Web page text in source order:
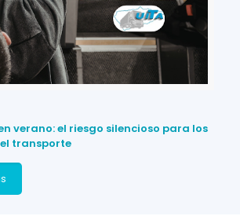
verano: el riesgo silencioso para los
transporte